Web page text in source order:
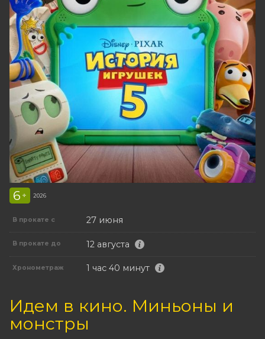
6 + 2026
В прокате с 27 июня
В прокате до 12 августа
Хронометраж 1 час 40 минут
Идем в кино. Миньоны и
монстры